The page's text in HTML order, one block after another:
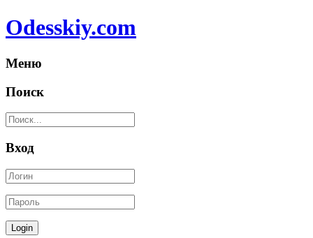
Odesskiy.com
Меню
Поиск
Вход